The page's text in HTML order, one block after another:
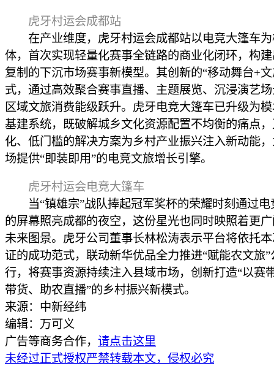
虎牙村运会成都站
在产业维度，虎牙村运会成都站以电竞大篷车为
体，首次实现轻量化赛事全链路的商业化闭环，构
复制的下沉市场赛事新模型。其创新的“移动舞台+
式，通过高效聚合赛事直播、主题展览、沉浸演艺
区域文旅消费能级跃升。虎牙电竞大篷车已升级为
基建系统，既破解城乡文化资源配置不均衡的痛点
化、低门槛的解决方案为乡村产业振兴注入新动能
场提供“即装即用”的电竞文旅增长引擎。
虎牙村运会电竞大篷车
当“镇雄宗”战队捧起冠军奖杯的荣耀时刻通过电
的屏幕照亮成都的夜空，这份星光也同时映照着更
未来图景。虎牙公司董事长林松涛表示平台将依托
证的成功范式，联动新华优品全力推进“赋能农文旅”
行，将赛事资源持续注入县域市场，创新打造“以赛
带货、助农直播”的乡村振兴新模式。
来源：中新经纬
编辑：万可义
广告等商务合作， 请点击这里
未经过正式授权严禁转载本文，侵权必究